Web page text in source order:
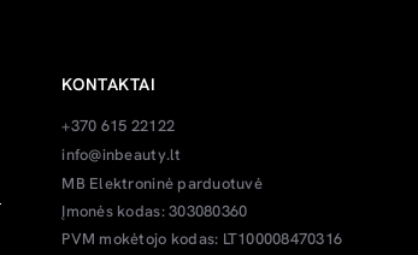
KONTAKTAI
+370 615 22122
info@inbeauty.lt
MB Elektroninė parduotuvė
Įmonės kodas: 303080360
PVM mokėtojo kodas: LT100008470316